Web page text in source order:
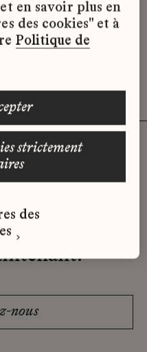
n’y ait pas
pour le
d'offre
profil ?
candidature
nous
en savoir plus en
des cookies" et à
Politique de
des